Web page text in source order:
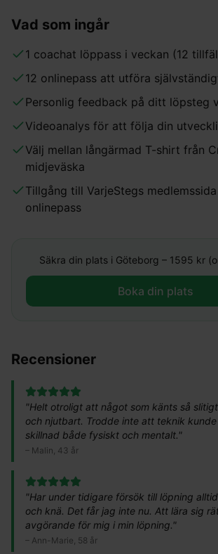
Vad som ingår
1 coachat löppass i veckan (12
12 onlinepass att utföra
Personlig feedback på ditt löpsteg
Videoanalys för att följa din
Välj mellan långärmad T-shirt från
midjeväska
Tillgång till VarjeStegs
onlinepass
Säkra din plats i Göteborg – 1595 kr
Boka din plats ​
Recensioner
"Helt otroligt att något som känts så
och njutbart. Trodde inte att teknik
skillnad både fysiskt och mentalt."
– Malin, 43 år
"Har under tidigare försök till löpning
och knä. Det får jag inte nu. Att lära sig
avgörande för mig i min löpning."
– Ann-Marie, 58 år